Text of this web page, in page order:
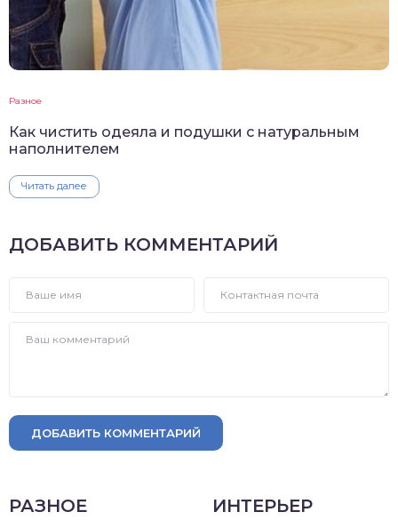
Разное
Как чистить одеяла и подушки с натуральным
наполнителем
Читать далее
ДОБАВИТЬ КОММЕНТАРИЙ
ДОБАВИТЬ КОММЕНТАРИЙ
РАЗНОЕ ИНТЕРЬЕР